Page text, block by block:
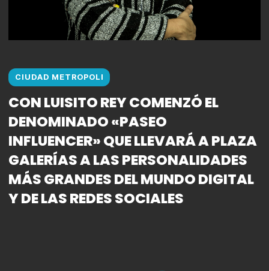
CIUDAD METROPOLI
CON LUISITO REY COMENZÓ EL
DENOMINADO «PASEO
INFLUENCER» QUE LLEVARÁ A PLAZA
GALERÍAS A LAS PERSONALIDADES
MÁS GRANDES DEL MUNDO DIGITAL
Y DE LAS REDES SOCIALES